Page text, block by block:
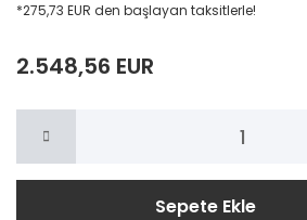
*275,73 EUR den başlayan taksitlerle!
2.548,56 EUR
Sepete Ekle